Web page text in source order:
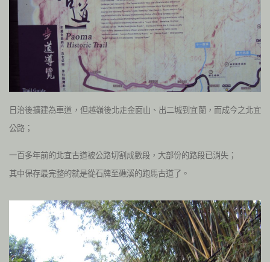
日治後擴建為車道，但越嶺後北走金面山、出二城到宜蘭，而成今之北宜
公路；
一百多年前的北宜古道被公路切割成數段，大部份的路段已消失；
其中保存最完整的就是從石牌至礁溪的跑馬古道了。